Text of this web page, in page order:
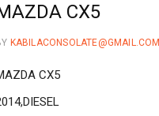
CX5
KABILACONSOLATE@GMAIL.COM
CX5